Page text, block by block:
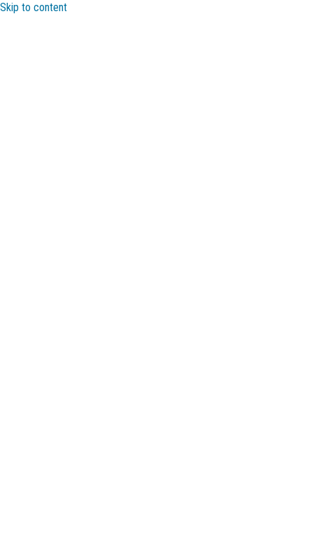
Skip to content